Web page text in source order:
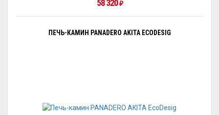
58 320 ₽
ПЕЧЬ-КАМИН PANADERO AKITA ECODESIG